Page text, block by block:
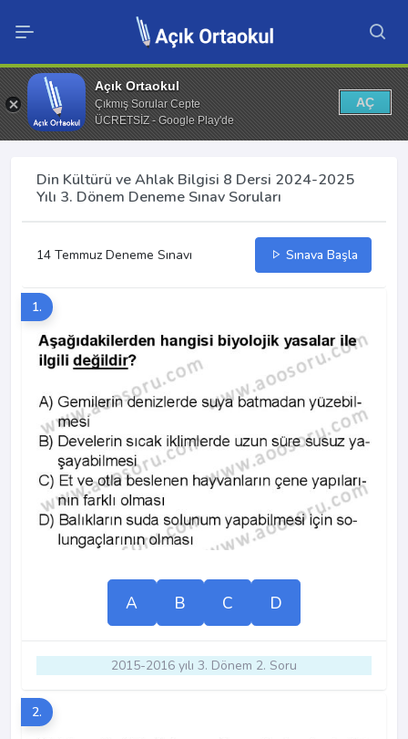
Açık Ortaokul
Çıkmış Sorular Cepte
ÜCRETSİZ - Google Play'de
AÇ
Din Kültürü ve Ahlak Bilgisi 8 Dersi 2024-2025
Yılı 3. Dönem Deneme Sınav Soruları
14 Temmuz Deneme Sınavı Sınava Başla
1.
A B C D
2015-2016 yılı 3. Dönem 2. Soru
2.